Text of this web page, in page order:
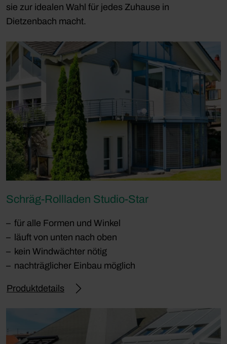
sie zur idealen Wahl für jedes Zuhause in
Dietzenbach macht.
Schräg-Rollladen Studio-Star
für alle Formen und Winkel
läuft von unten nach oben
kein Windwächter nötig
nachträglicher Einbau möglich
Produktdetails